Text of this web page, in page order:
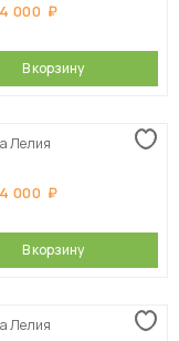
000
В корзину
Лелия
000
В корзину
Лелия